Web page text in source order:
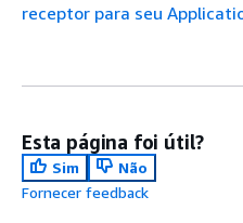
receptor para seu
Esta página foi útil?
Sim
Não
Fornecer feedback